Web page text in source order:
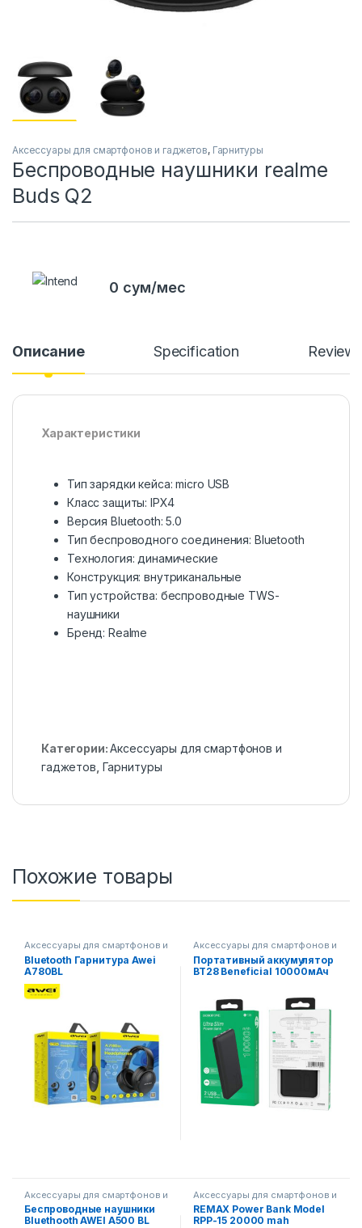
Аксессуары для смартфонов и гаджетов, Гарнитуры
Беспроводные наушники realme
Buds Q2
0 сум/мес
Описание Specification
Характеристики
Тип зарядки кейса: micro USB
Класс защиты: IPX4
Версия Bluetooth: 5.0
Тип беспроводного соединения: Bluetooth
Технология: динамические
Конструкция: внутриканальные
Тип устройства: беспроводные TWS-
наушники
Бренд: Realme
Категории:Аксессуары для смартфонов и
гаджетов Гарнитуры
Похожие товары
Аксессуары для смартфонов и
гаджетов ,
Смартфоны,телефоны,
гаджеты, аксессуары
Bluetooth Гарнитура Awei
A780BL
Аксессуары для смартфонов и
гаджетов ,
Смартфоны,телефоны,
гаджеты, аксессуары
Портативный аккумулятор
BT28 Beneficial 10000мАч
Аксессуары для смартфонов и
гаджетов ,
Смартфоны,телефоны,
гаджеты, аксессуары
Беспроводные наушники
Bluethooth AWEI A500 BL
Аксессуары для смартфонов и
гаджетов,
Смартфоны,телефоны,
гаджеты, аксессуары
REMAX Power Bank Model
RPP-15 20000 mah